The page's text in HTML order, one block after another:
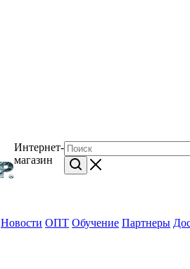
Интернет-
магазин
Новости ОПТ Обучение Партнеры